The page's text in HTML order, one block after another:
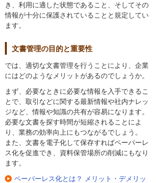
き、利用に適した状態であること、そしてその
情報が十分に保護されていることと規定してい
ます。
文書管理の目的と重要性
では、適切な文書管理を行うことにより、企業
にはどのようなメリットがあるのでしょうか。
まず、必要なときに必要な情報を入手できるこ
とで、取引などに関する最新情報や社内ナレッ
ジなど、情報や知識の共有が容易になります。
必要な文書を探す時間が短縮されることによ
り、業務の効率向上にもつながるでしょう。
また、文書を電子化して保存すればペーパーレ
ス化を促進でき、資料保管場所の削減にもなり
ます。
ペーパーレス化とは？ メリット・デメリッ